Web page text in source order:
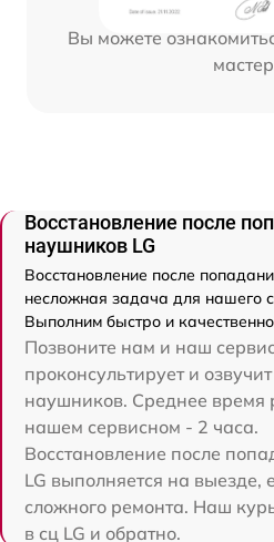
Вы можете
Восстановление после
наушников LG
Восстановление после
несложная задача для нашего
Выполним быстро и
Позвоните нам и наш
проконсультирует и
наушников. Среднее время
нашем сервисном - 2 часа.
Восстановление после
LG выполняется на выезде,
сложного ремонта. Наш
в сц LG и обратно.